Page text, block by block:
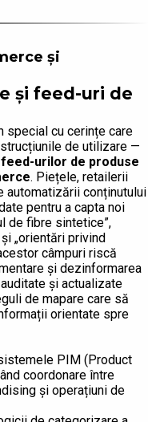
și
și feed-uri de
special cu cerințe care
de utilizare —
feed-urilor de produse
. Piețele, retailerii
automatizării conținutului
pentru a capta noi
de fibre sintetice”,
„orientări privind
câmpuri riscă
și dezinformarea
și actualizate
de mapare care să
orientate spre
PIM (Product
coordonare între
și operațiuni de